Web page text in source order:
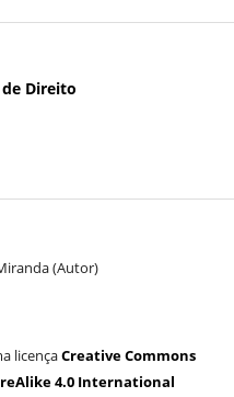
de Direito
(Autor)
licençaCreative Commons
4.0 International